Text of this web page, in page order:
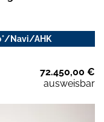
Navi/AHK
72.450,00 €
ausweisbar